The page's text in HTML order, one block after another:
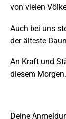
von vielen
Auch bei uns
der älteste
An Kraft und
diesem Morgen.
Deine